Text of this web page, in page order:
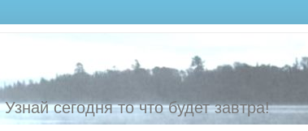
сегодня то что будет завтра!